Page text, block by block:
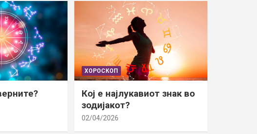
ХОРОСКОП
Кој е најлукавиот знак во
зодијакот?
02/04/2026